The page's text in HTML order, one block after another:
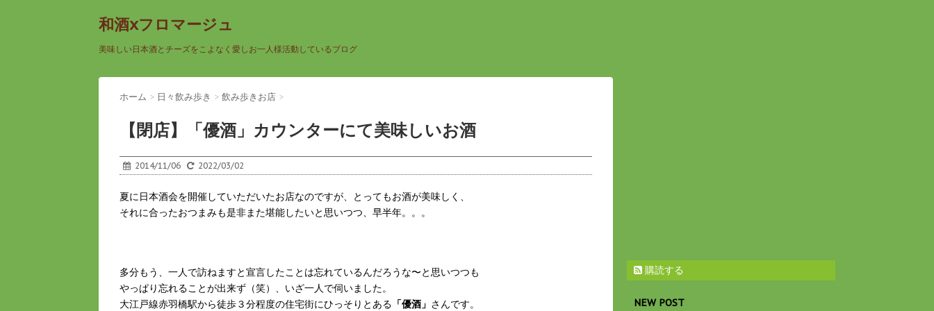
和酒xフロマージュ
美味しい日本酒とチーズをこよなく愛しお一人様活動しているブログ
ホーム > 日々飲み歩き > 飲み歩きお店 >
【閉店】「優酒」カウンターにて美味しいお酒
2014/11/06 2022/03/02
夏に日本酒会を開催していただいたお店なのですが、とってもお酒が美味しく、
それに合ったおつまみも是非また堪能したいと思いつつ、早半年。。。
多分もう、一人で訪ねますと宣言したことは忘れているんだろうな〜と思いつつも
やっぱり忘れることが出来ず（笑）、いざ一人で伺いました。
大江戸線赤羽橋駅から徒歩３分程度の住宅街にひっそりとある 「優酒」 さんです。
購読する
NEW POST